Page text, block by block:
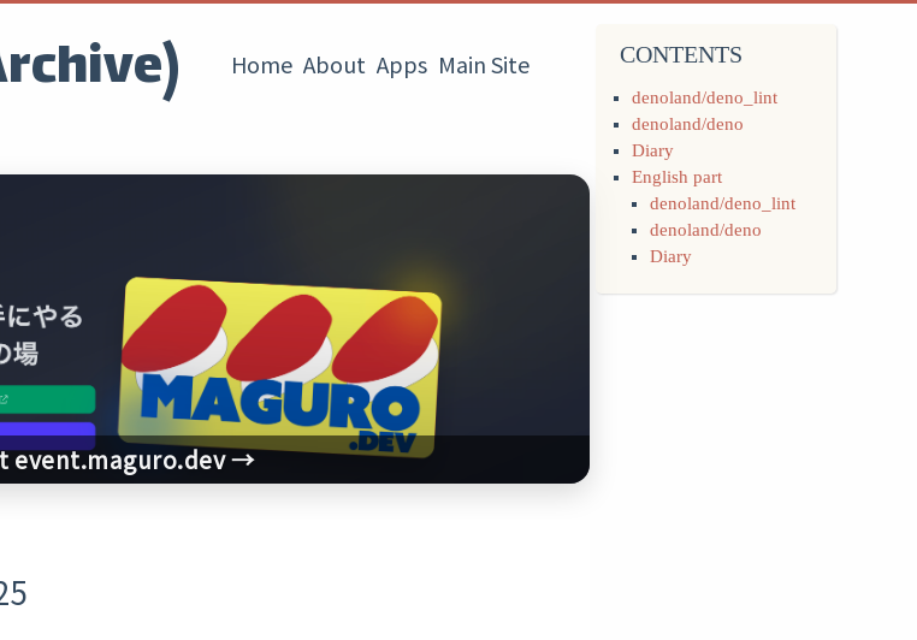
Home About Apps Main Site
event.maguro.dev →
CONTENTS
denoland/deno_lint
denoland/deno
Diary
English part
denoland/deno_lint
denoland/deno
Diary